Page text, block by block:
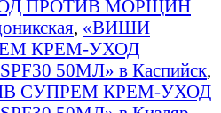
ПРОТИВ МОРЩИН
, «ВИШИ
КРЕМ-УХОД
50МЛ» в Каспийск,
СУПРЕМ КРЕМ-УХОД